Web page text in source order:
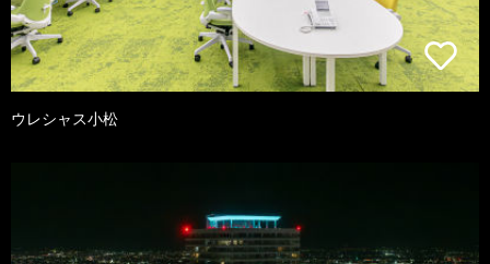
ウレシャス小松